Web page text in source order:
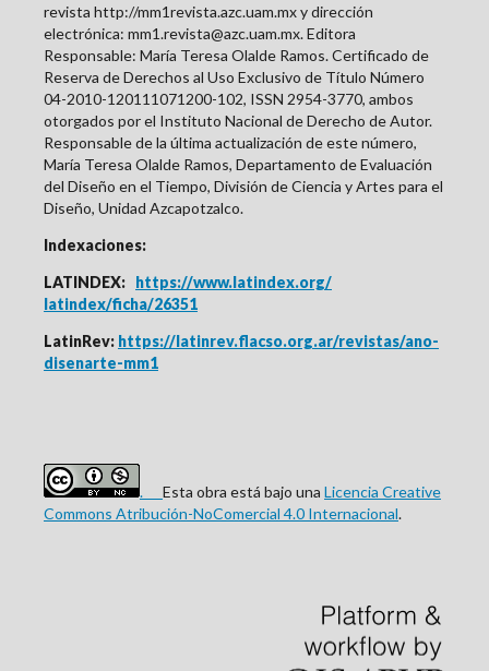
revista http://mm1revista.azc.uam.mx y dirección
electrónica: mm1.revista@azc.uam.mx. Editora
Responsable: María Teresa Olalde Ramos. Certificado de
Reserva de Derechos al Uso Exclusivo de Título Número
04-2010-120111071200-102, ISSN 2954-3770, ambos
otorgados por el Instituto Nacional de Derecho de Autor.
Responsable de la última actualización de este número,
María Teresa Olalde Ramos, Departamento de Evaluación
del Diseño en el Tiempo, División de Ciencia y Artes para el
Diseño, Unidad Azcapotzalco.
Indexaciones:
LATINDEX: https://www.latindex.org/
latindex/ficha/26351
LatinRev: https://latinrev.flacso.org.ar/revistas/ano-
disenarte-mm1
. Esta obra está bajo una Licencia Creative
Commons Atribución-NoComercial 4.0 Internacional.